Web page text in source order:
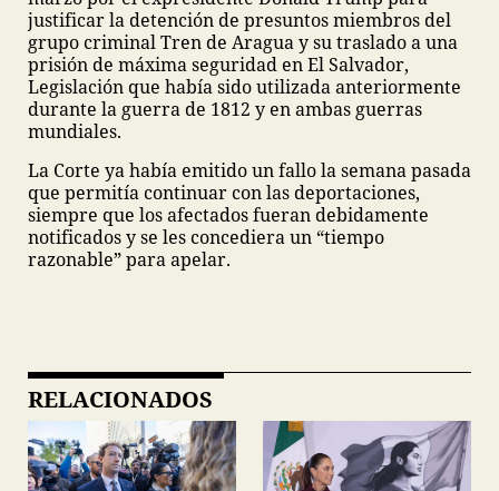
justificar la detención de presuntos miembros del
grupo criminal Tren de Aragua y su traslado a una
prisión de máxima seguridad en El Salvador,
Legislación que había sido utilizada anteriormente
durante la guerra de 1812 y en ambas guerras
mundiales.
La Corte ya había emitido un fallo la semana pasada
que permitía continuar con las deportaciones,
siempre que los afectados fueran debidamente
notificados y se les concediera un “tiempo
razonable” para apelar.
RELACIONADOS